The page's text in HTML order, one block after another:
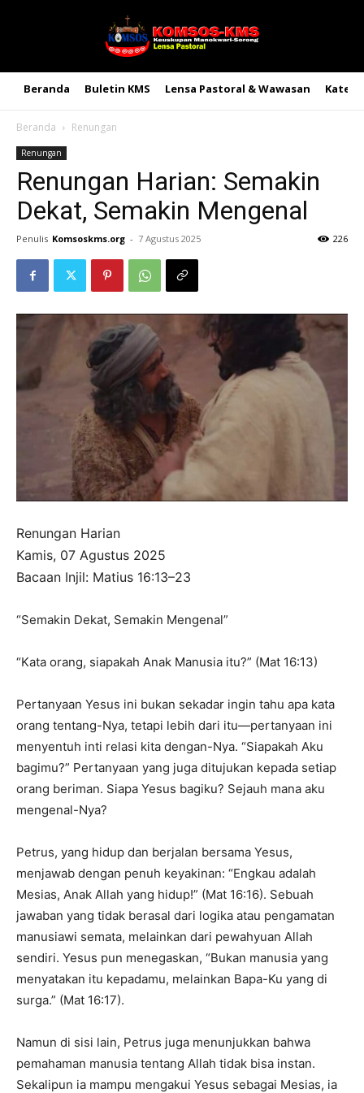
Beranda Buletin KMS Lensa Pastoral & Wawasan
Beranda Renungan
Renungan
Renungan Harian: Semakin
Dekat, Semakin Mengenal
Penulis Komsoskms.org - 7 Agustus 2025 226
Renungan Harian
Kamis, 07 Agustus 2025
Bacaan Injil: Matius 16:13–23
“Semakin Dekat, Semakin Mengenal”
“Kata orang, siapakah Anak Manusia itu?” (Mat 16:13)
Pertanyaan Yesus ini bukan sekadar ingin tahu apa kata
orang tentang-Nya, tetapi lebih dari itu—pertanyaan ini
menyentuh inti relasi kita dengan-Nya. “Siapakah Aku
bagimu?” Pertanyaan yang juga ditujukan kepada setiap
orang beriman. Siapa Yesus bagiku? Sejauh mana aku
mengenal-Nya?
Petrus, yang hidup dan berjalan bersama Yesus,
menjawab dengan penuh keyakinan: “Engkau adalah
Mesias, Anak Allah yang hidup!” (Mat 16:16). Sebuah
jawaban yang tidak berasal dari logika atau pengamatan
manusiawi semata, melainkan dari pewahyuan Allah
sendiri. Yesus pun menegaskan, “Bukan manusia yang
menyatakan itu kepadamu, melainkan Bapa-Ku yang di
surga.” (Mat 16:17).
Namun di sisi lain, Petrus juga menunjukkan bahwa
pemahaman manusia tentang Allah tidak bisa instan.
Sekalipun ia mampu mengakui Yesus sebagai Mesias, ia